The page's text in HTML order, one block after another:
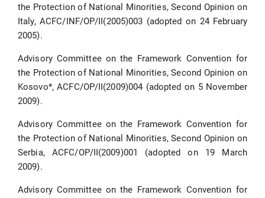
the Protection of National Minorities, Second Opinion on
Italy, ACFC/INF/OP/II(2005)003 (adopted on 24 February
2005).
Advisory Committee on the Framework Convention for
the Protection of National Minorities, Second Opinion on
Kosovo*, ACFC/OP/II(2009)004 (adopted on 5 November
2009).
Advisory Committee on the Framework Convention for
the Protection of National Minorities, Second Opinion on
Serbia, ACFC/OP/II(2009)001 (adopted on 19 March
2009).
Advisory Committee on the Framework Convention for